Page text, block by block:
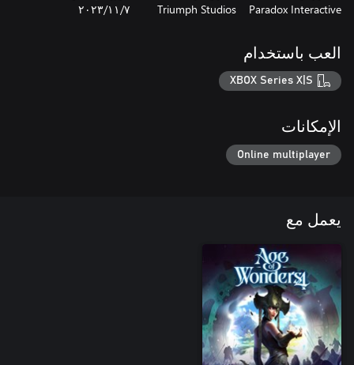
•عجيبة قديمة، وموقع تفشي جديدان: اكتشف عجيبة خفية جديدة،
•وحدات جديدة من الحياة البرية والمطايا: من الدببة المطايا إلى
جامعات المعادن الخردة، كلها على استعداد للاستجابة لأوامرك، أو
من الخيال والمغامرة!
Paradox Interactive
Triumph Studios ٧‏/١١‏/٢٠٢٣
العب باستخدام
XBOX Series X|S
الإمكانات
Online multiplayer
يعمل مع